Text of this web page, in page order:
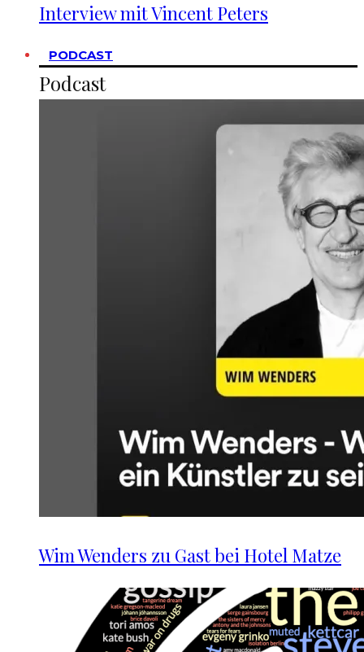
Interview mit Vincent Peters
PODCAST
Podcast
Wim Wenders zu Gast bei Hotel Matze